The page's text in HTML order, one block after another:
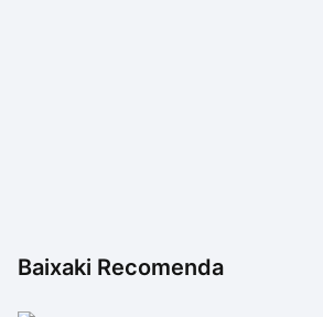
Baixaki Recomenda